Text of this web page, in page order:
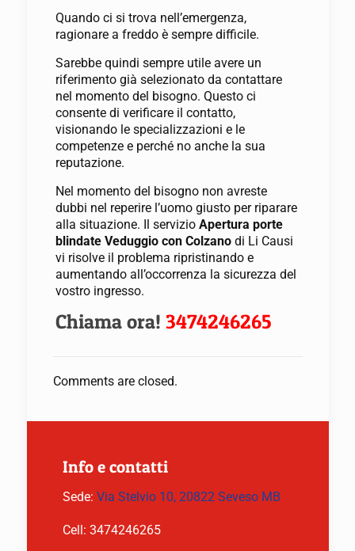
Quando ci si trova nell’emergenza,
ragionare a freddo è sempre difficile.
Sarebbe quindi sempre utile avere un
riferimento già selezionato da contattare
nel momento del bisogno. Questo ci
consente di verificare il contatto,
visionando le specializzazioni e le
competenze e perché no anche la sua
reputazione.
Nel momento del bisogno non avreste
dubbi nel reperire l’uomo giusto per riparare
alla situazione. Il servizio Apertura porte
blindate Veduggio con Colzanodi Li Causi
vi risolve il problema ripristinando e
aumentando all’occorrenza la sicurezza del
vostro ingresso.
Chiama ora! 3474246265
Comments are closed.
Info e contatti
Sede: Via Stelvio 10, 20822 Seveso MB
Cell: 3474246265